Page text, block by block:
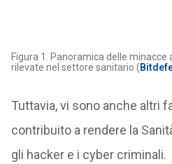
Figura 1. Panoramica delle
rilevate nel settore sanitario (
Tuttavia, vi sono anche altri
contribuito a rendere la
gli hacker e i cyber criminali.